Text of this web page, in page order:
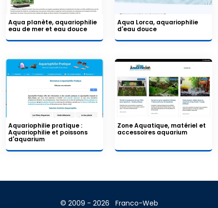
Aqua planète, aquariophilie
eau de mer et eau douce
Aqua Lorca, aquariophilie
d'eau douce
Aquariophilie pratique :
Aquariophilie et poissons
d'aquarium
Zone Aquatique, matériel et
accessoires aquarium
© 2009 - 2026 Franco-Web